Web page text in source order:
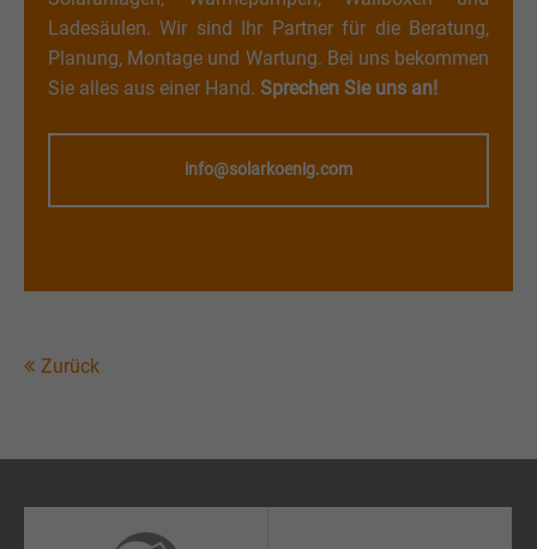
Ladesäulen. Wir sind Ihr Partner für die Beratung,
Planung, Montage und Wartung. Bei uns bekommen
Sie alles aus einer Hand. Sprechen Sie uns an!
info@solarkoenig.com
Zurück